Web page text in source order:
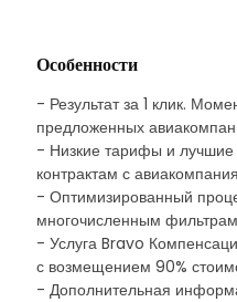
Особенности
- Результат за 1 клик.
предложенных
- Низкие тарифы и лучшие
контрактам с
- Оптимизированный
многочисленным
- Услуга Bravo
с возмещением 90%
- Дополнительная